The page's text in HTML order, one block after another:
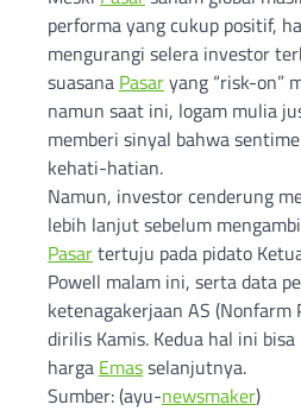
performa yang cukup positif,
mengurangi selera investor
suasana Pasaryang “risk-on”
namun saat ini, logam mulia
memberi sinyal bahwa
kehati-hatian.
Namun, investor cenderung
lebih lanjut sebelum
Pasartertuju pada pidato
Powell malam ini, serta data
ketenagakerjaan AS (Nonfarm
dirilis Kamis. Kedua hal ini
harga Emasselanjutnya.
Sumber: (ayu-newsmaker)